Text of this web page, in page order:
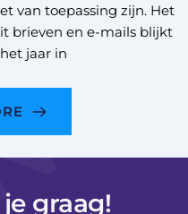
van toepassing zijn. Het
brieven en e-mails blijkt
jaar in
graag!